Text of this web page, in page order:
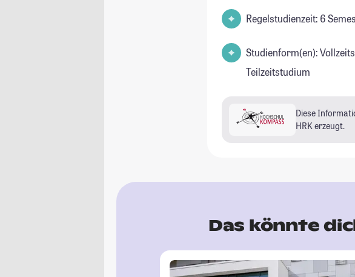
Regelstudienzeit: 6
Studienform(en):
Teilzeitstudium
Diese
HRK erzeugt.
Das könnte